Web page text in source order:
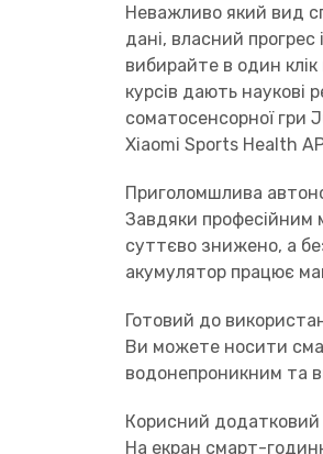
Неважливо який вид
дані, власний
вибирайте в один
курсів дають наукові
соматосенсорної гри
Xiaomi Sports Health
Приголомшлива
Завдяки професійним
суттєво знижено, а
акумулятор працює
Готовий до
Ви можете носити
водонепроникним та
Корисний додатковий
На екран смарт-